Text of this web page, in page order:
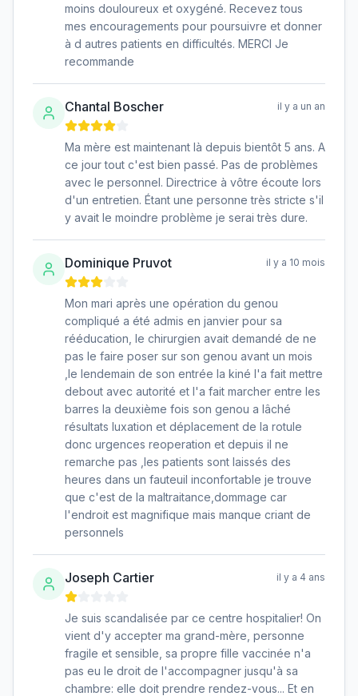
moins douloureux et oxygéné. Recevez tous
mes encouragements pour poursuivre et donner
à d autres patients en difficultés. MERCI Je
recommande
Chantal Boscher il y a un an
Ma mère est maintenant là depuis bientôt 5 ans. A
ce jour tout c'est bien passé. Pas de problèmes
avec le personnel. Directrice à vôtre écoute lors
d'un entretien. Étant une personne très stricte s'il
y avait le moindre problème je serai très dure.
Dominique Pruvot il y a 10 mois
Mon mari après une opération du genou
compliqué a été admis en janvier pour sa
rééducation, le chirurgien avait demandé de ne
pas le faire poser sur son genou avant un mois
,le lendemain de son entrée la kiné l'a fait mettre
debout avec autorité et l'a fait marcher entre les
barres la deuxième fois son genou a lâché
résultats luxation et déplacement de la rotule
donc urgences reoperation et depuis il ne
remarche pas ,les patients sont laissés des
heures dans un fauteuil inconfortable je trouve
que c'est de la maltraitance,dommage car
l'endroit est magnifique mais manque criant de
personnels
Joseph Cartier il y a 4 ans
Je suis scandalisée par ce centre hospitalier! On
vient d'y accepter ma grand-mère, personne
fragile et sensible, sa propre fille vaccinée n'a
pas eu le droit de l'accompagner jusqu'à sa
chambre: elle doit prendre rendez-vous... Et en